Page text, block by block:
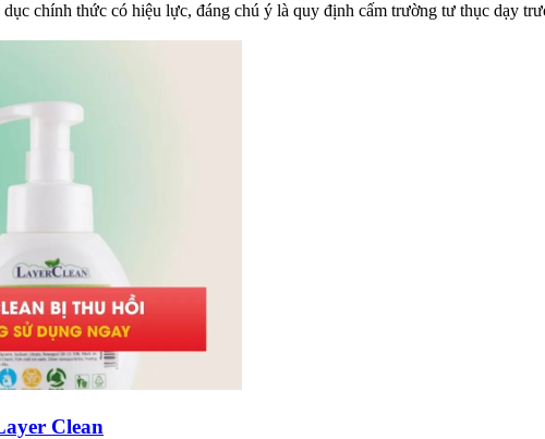
chính thức có hiệu lực, đáng chú ý là quy định cấm trường tư thục dạy
Clean